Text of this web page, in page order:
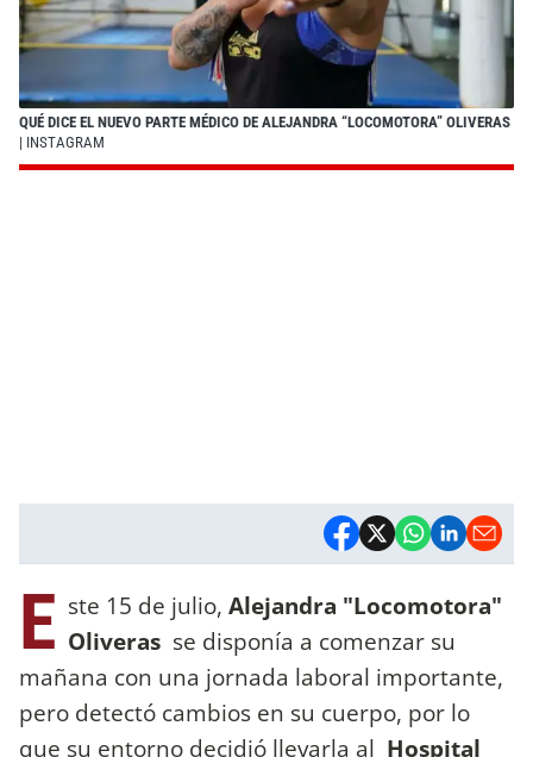
QUÉ DICE EL NUEVO PARTE MÉDICO DE ALEJANDRA “LOCOMOTORA” OLIVERAS
| INSTAGRAM
E ste 15 de julio, Alejandra "Locomotora"
Oliveras se disponía a comenzar su
mañana con una jornada laboral importante,
pero detectó cambios en su cuerpo, por lo
que su entorno decidió llevarla al Hospital